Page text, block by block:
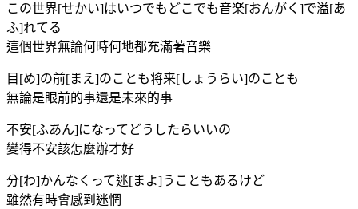
この世界[せかい]はいつでもどこでも音楽[おんがく]で溢[あ
ふ]れてる
這個世界無論何時何地都充滿著音樂
目[め]の前[まえ]のことも将来[しょうらい]のことも
無論是眼前的事還是未來的事
不安[ふあん]になってどうしたらいいの
變得不安該怎麼辦才好
分[わ]かんなくって迷[まよ]うこともあるけど
雖然有時會感到迷惘